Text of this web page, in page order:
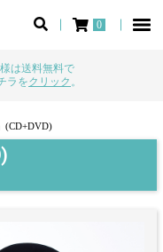
0
は送料無料で
ラをクリック 。
(CD+DVD)